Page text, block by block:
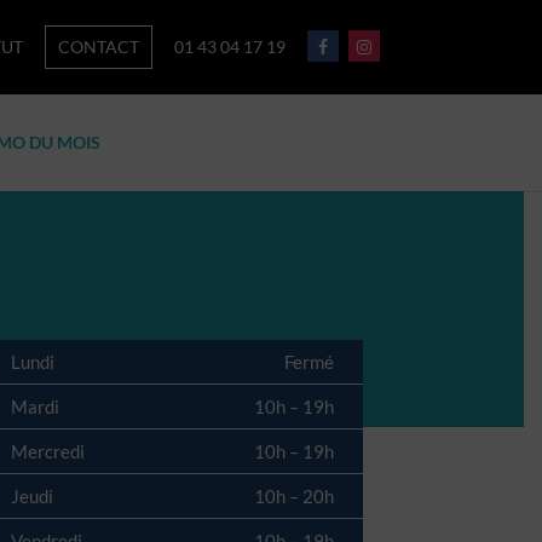
CONTACT 01 43 04 17 19
DU MOIS
Lundi Fermé
Mardi 10h – 19h
Mercredi 10h – 19h
Jeudi 10h – 20h